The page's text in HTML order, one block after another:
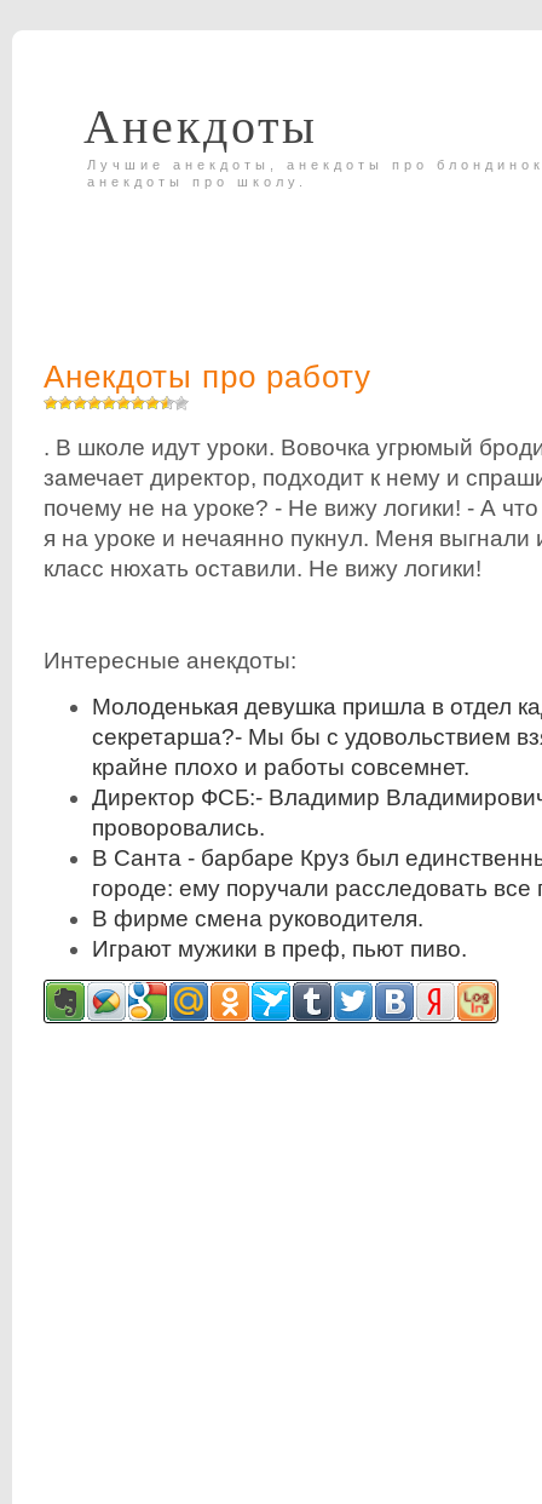
Анекдоты
Лучшие анекдоты, анекдоты про
анекдоты про школу.
Анекдоты про работу
. В школе идут уроки. Вовочка угрюмый
замечает директор, подходит к нему и
почему не на уроке? - Не вижу логики! - А
я на уроке и нечаянно пукнул. Меня выгнали
класс нюхать оставили. Не вижу логики!
Интересные анекдоты:
Молоденькая девушка пришла в отдел
секретарша?- Мы бы с удовольствием
крайне плохо и работы совсемнет.
Директор ФСБ:- Владимир
проворовались.
В Санта - барбаре Круз был
городе: ему поручали расследовать все
В фирме смена руководителя.
Играют мужики в преф, пьют пиво.